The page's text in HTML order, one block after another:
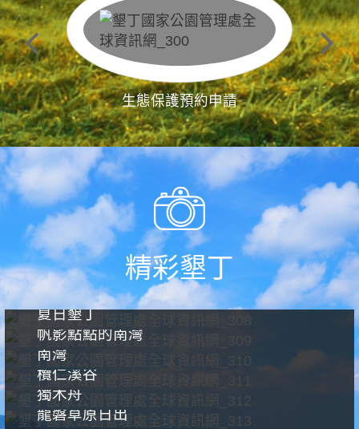
生態保護預約申請
精彩墾丁
夏日墾丁
帆影點點的南灣
南灣
欖仁溪谷
獨木舟
龍磐草原日出